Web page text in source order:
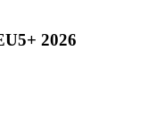
2026